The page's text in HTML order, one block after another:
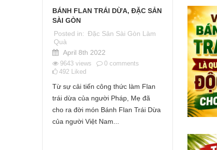
BÁNH FLAN TRÁI DỪA, ĐẶC SẢN
SÀI GÒN
Posted in: Đặc Sản Sài Gòn Làm
Quà
April 8th 2022
9643 views 0 comments
492
Liked
Từ sự cải tiến công thức làm Flan
trái dừa của người Pháp, Mẹ đã
cho ra đời món Bánh Flan Trái Dừa
của người Việt Nam...
TOP 5
NHIỆT
THANH
Posted in:
May 7th
1170views
Liked
Sài Gòn
luôn khiến
thức quà